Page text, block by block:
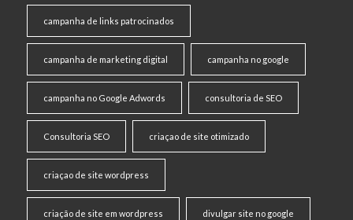
campanha de links patrocinados
campanha de marketing digital campanha no google
campanha no Google Adwords consultoria de SEO
Consultoria SEO criaçao de site otimizado
criaçao de site wordpress
criação de site em wordpress divulgar site no google